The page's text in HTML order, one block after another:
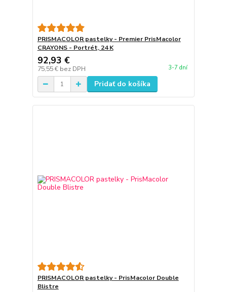
PRISMACOLOR pastelky - Premier PrisMacolor
CRAYONS - Portrét, 24 K
92,93 €
75,55 € bez DPH 3-7 dní
Pridať do košíka
PRISMACOLOR pastelky - PrisMacolor Double
Blistre